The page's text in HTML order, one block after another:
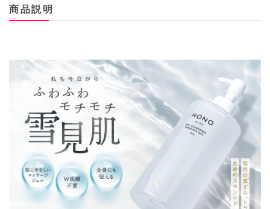
商品説明